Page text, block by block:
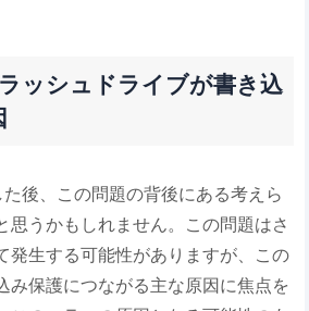
ッシュドライブが書き込
後、この問題の背後にある考えら
思うかもしれません。この問題はさ
発生する可能性がありますが、この
み保護につながる主な原因に焦点を